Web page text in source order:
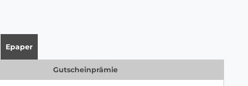
Epaper
Gutscheinprämie